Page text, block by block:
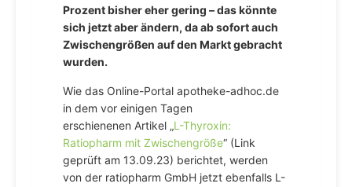
Prozent bisher eher gering – das könnte
sich jetzt aber ändern, da ab sofort auch
Zwischengrößen auf den Markt gebracht
wurden.
Wie das Online-Portal apotheke-adhoc.de
in dem vor einigen Tagen
erschienenen Artikel „L-Thyroxin:
Ratiopharm mit Zwischengröße“ (Link
geprüft am 13.09.23) berichtet, werden
von der ratiopharm GmbH jetzt ebenfalls L-